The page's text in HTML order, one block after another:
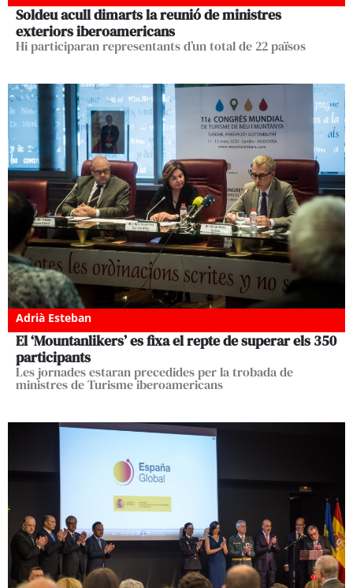
Soldeu acull dimarts la reunió de ministres
exteriors iberoamericans
Hi participaran representants d’un total de 22 països
Adrià Esteban
El ‘Mountanlikers’ es fixa el repte de superar els 350
participants
Les jornades estaran precedides per la trobada de
ministres de Turisme iberoamericans